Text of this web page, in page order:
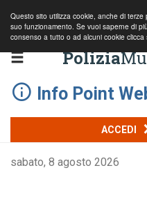
Questo sito utilizza cookie, anche di terze
suo funzionamento. Se vuoi saperne di
consenso a tutto o ad alcuni cookie clicca
Polizia
Info Point
ACCEDI
sabato, 8 agosto 2026